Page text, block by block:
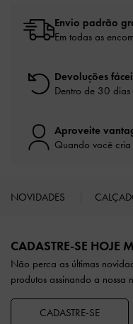
Envio padrão
Em todas as
Devoluções
Dentro de 30
Aproveite
Quando você cria
NOVIDADES
CADASTRE-SE HOJE
Não perca as últimas
produtos assinando a nossa
CADASTRE-SE